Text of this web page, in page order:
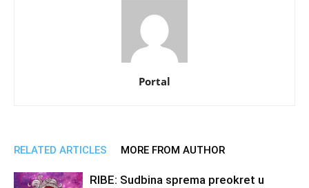
Portal
RELATED ARTICLES MORE FROM AUTHOR
RIBE: Sudbina sprema preokret u